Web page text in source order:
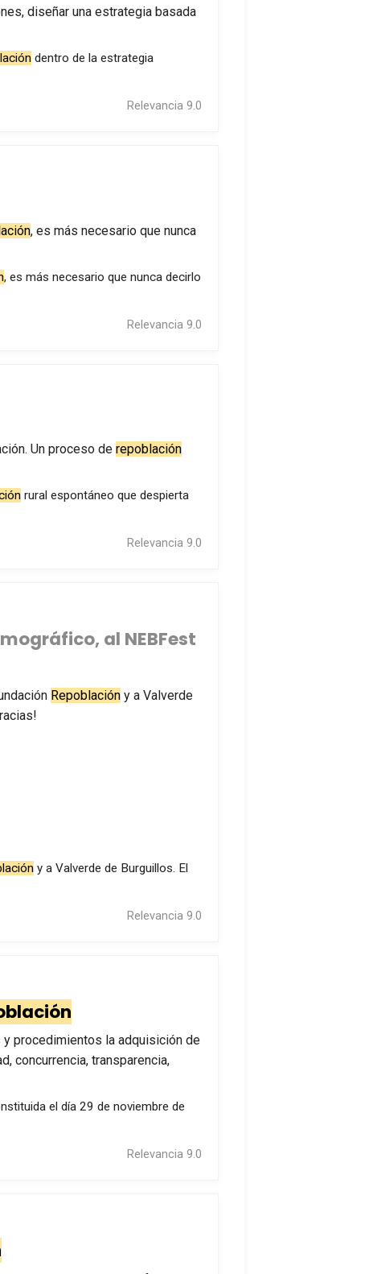
diseñar una estrategia basada
dentro de la estrategia
Relevancia 9.0
, es más necesario que nunca
, es más necesario que nunca decirlo
Relevancia 9.0
Un proceso de repoblación
rural espontáneo que despierta
Relevancia 9.0
al NEBFest
Repoblación y a Valverde
y a Valverde de Burguillos. El
Relevancia 9.0
procedimientos la adquisición de
concurrencia, transparencia,
el día 29 de noviembre de
Relevancia 9.0